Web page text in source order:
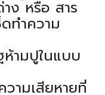
ง หรือ สาร
ทำความ
ห้ามปูในแบบ
ามเสียหายที่